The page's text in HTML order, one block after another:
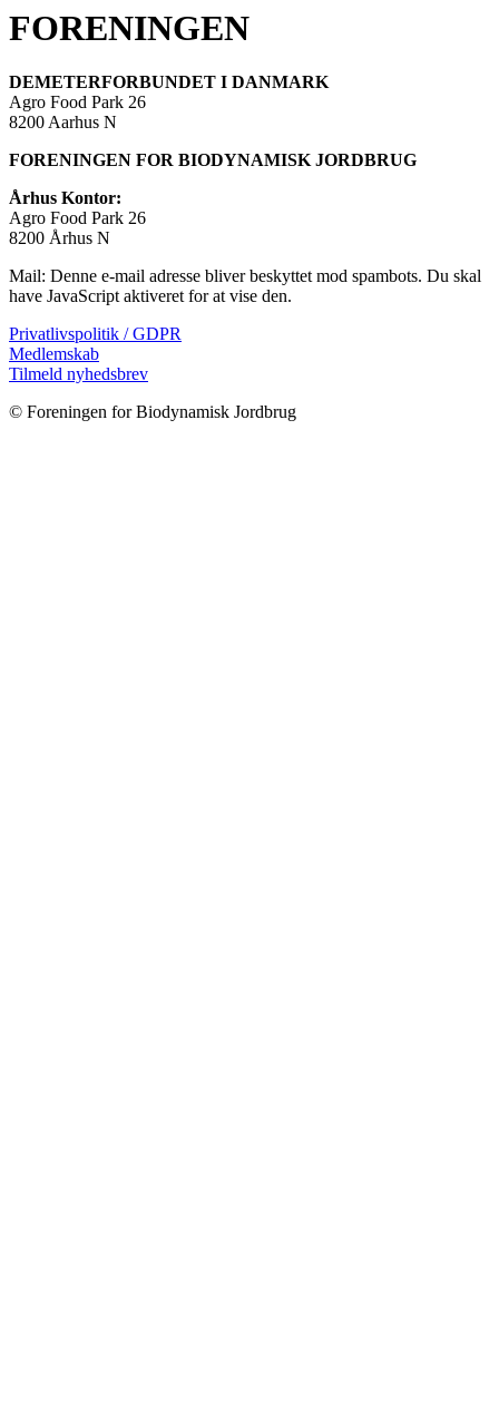
FORENINGEN
DEMETERFORBUNDET I DANMARK
Agro Food Park 26
8200 Aarhus N
FORENINGEN FOR BIODYNAMISK JORDBRUG
Århus Kontor:
Agro Food Park 26
8200 Århus N
Mail: Denne e-mail adresse bliver beskyttet mod spambots. Du skal
have JavaScript aktiveret for at vise den.
Privatlivspolitik / GDPR
Medlemskab
Tilmeld nyhedsbrev
© Foreningen for Biodynamisk Jordbrug